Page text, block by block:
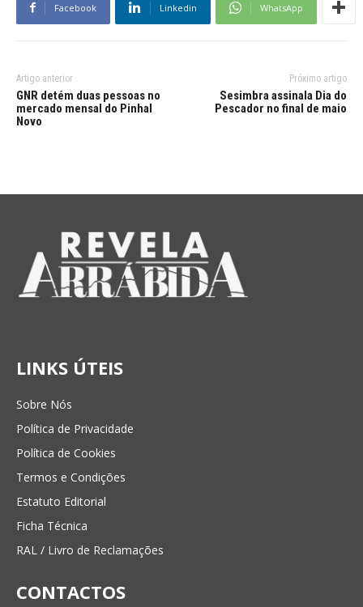
Facebook Linkedin WhatsApp
Artigo anterior
GNR detém duas pessoas no
mercado mensal do Pinhal
Novo
Próximo artigo
Sesimbra assinala Dia do
Pescador no final de maio
LINKS ÚTEIS
Sobre Nós
Política de Privacidade
Política de Cookies
Termos e Condições
Estatuto Editorial
Ficha Técnica
RAL / Livro de Reclamações
CONTACTOS